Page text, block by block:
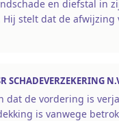
en diefstal in
Hij stelt dat de afwijzing
SCHADEVERZEKERING
dat de vordering is
is vanwege